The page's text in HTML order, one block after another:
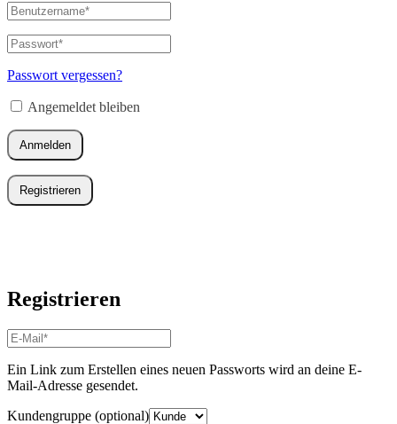
Benutzername
oder
E-
Mail-
Adresse*
Passwort*
Erforderlich
Passwort vergessen?
Angemeldet bleiben
Anmelden
Registrieren
Registrieren
E-
Mail-
Adresse*
Erforderlich
Ein Link zum Erstellen eines neuen Passworts wird an deine E-
Mail-Adresse gesendet.
Kundengruppe (optional)